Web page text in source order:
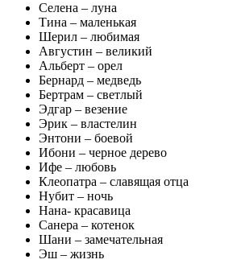
Селена – луна
Тина – маленькая
Шерил – любимая
Августин – великий
Альберт – орел
Бернард – медведь
Бертрам – светлый
Эдгар – везение
Эрик – властелин
Энтони – боевой
Ибони – черное дерево
Ифе – любовь
Клеопатра – славящая отца
Нубит – ночь
Нана- красавица
Санера – котенок
Шани – замечательная
Эш – жизнь